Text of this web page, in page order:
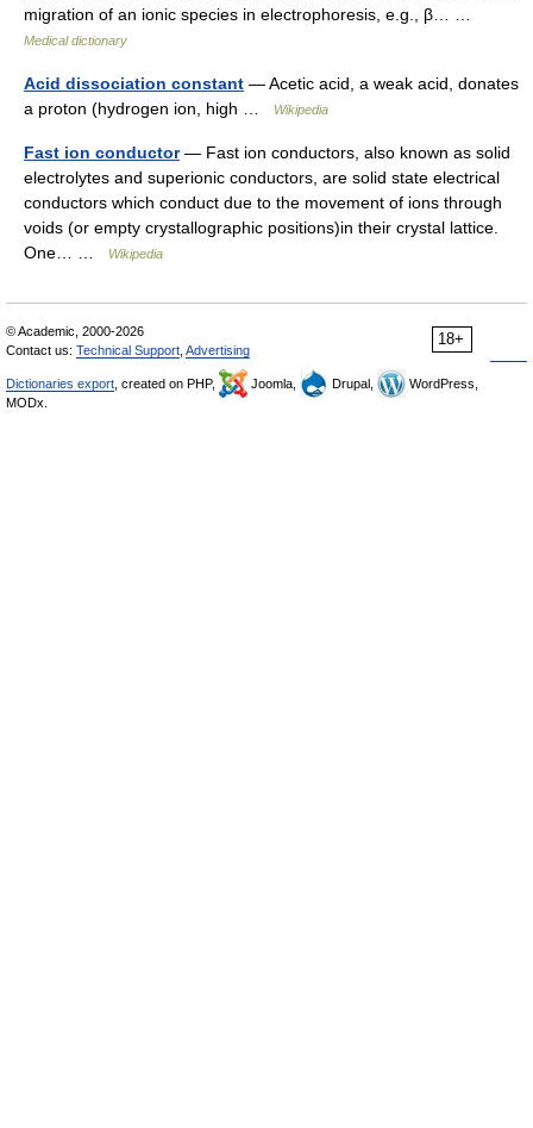
migration of an ionic species in electrophoresis, e.g., β… …
Medical dictionary
Acid dissociation constant — Acetic acid, a weak acid, donates
a proton (hydrogen ion, high …
Wikipedia
Fast ion conductor— Fast ion conductors, also known as solid
electrolytes and superionic conductors, are solid state electrical
conductors which conduct due to the movement of ions through
voids (or empty crystallographic positions)in their crystal lattice.
One… …
Wikipedia
18+
© Academic, 2000-2026
Contact us: Technical Support Advertising
Dictionaries export , created on PHP, Joomla, Drupal,
WordPress,
MODx.